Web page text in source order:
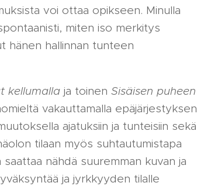
voi ottaa opikseen. Minulla
miten iso merkitys
hänen hallinnan tunteen
kellumalla ja toinen Sisäisen puheen
vakauttamalla epäjärjestyksen
ajatuksiin ja tunteisiin sekä
tilaan myös suhtautumistapa
nähdä suuremman kuvan ja
ja jyrkkyyden tilalle